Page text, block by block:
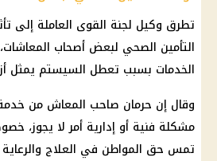
تطرق وكيل لجنة القوى العاملة إلى
التأمين الصحي لبعض أصحاب
الخدمات بسبب تعطل السيستم يمثل
وقال إن حرمان صاحب المعاش من
مشكلة فنية أو إدارية أمر لا يجوز،
تمس حق المواطن في العلاج